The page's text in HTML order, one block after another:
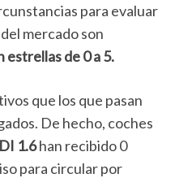
para evaluar
mercado son
estrellas de 0 a 5.
que los que pasan
De hecho, coches
1.6han recibido 0
para circular por